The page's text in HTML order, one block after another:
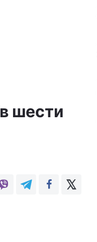
шести